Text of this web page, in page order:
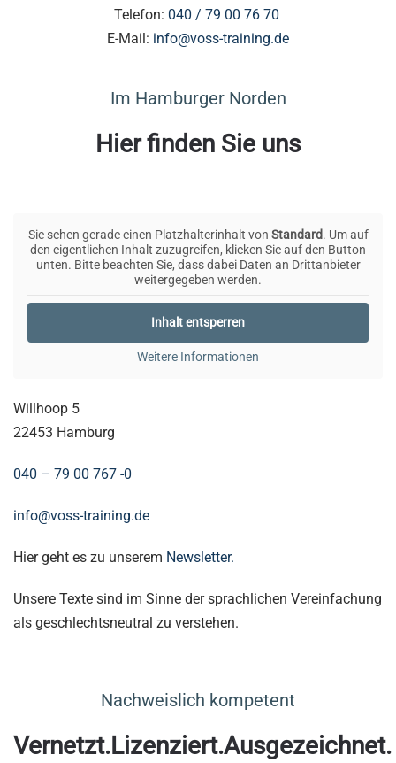
Telefon: 040 / 79 00 76 70
E-Mail: info@voss-training.de
Im Hamburger Norden
Hier finden Sie uns
Sie sehen gerade einen Platzhalterinhalt von Standard. Um auf
den eigentlichen Inhalt zuzugreifen, klicken Sie auf den Button
unten. Bitte beachten Sie, dass dabei Daten an Drittanbieter
weitergegeben werden.
Inhalt entsperren
Weitere Informationen
Willhoop 5
22453 Hamburg
040 – 79 00 767 -0
info@voss-training.de
Hier geht es zu unserem Newsletter.
Unsere Texte sind im Sinne der sprachlichen Vereinfachung
als geschlechtsneutral zu verstehen.
Nachweislich kompetent
Vernetzt.Lizenziert.Ausgezeichnet.